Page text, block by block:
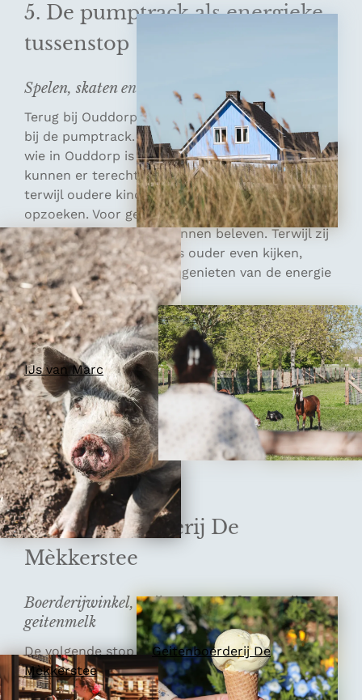
5. De pumptrack als energieke
tussenstop
Spelen, skaten en uitwaaien bij Ouddorp Duin
Terug bij Ouddorp Duin maken we nog een stop
bij de pumptrack. Dat is vooral een leuke tip voor
wie in Ouddorp is met kinderen. Kleine kinderen
kunnen er terecht met een loopfiets of step,
terwijl oudere kinderen de bochten en bulten
opzoeken. Voor gezinnen is het ideaal, omdat
kinderen hier zelf iets kunnen beleven. Terwijl zij
rondjes maken, kun je als ouder even kijken,
aanmoedigen of gewoon genieten van de energie
die zo’n plek geeft.
Tip: na een uitstapje naar de pumptrack haal je
op het plein van Ouddorp Duin een schepijsje bij
IJs van Marc.
6. Geitenboerderij De
Mèkkerstee
Boerderijwinkel, prijswinnende kaas en ijs van
geitenmelk
De volgende stop isGeitenboerderij De
Mèkkersteein Ouddorp. Dit is zo’n stop waar we
alle drie meteen blij van worden. Er zijn geiten,